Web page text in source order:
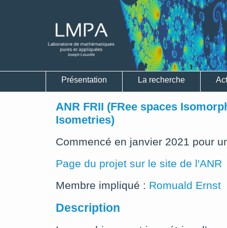
Présentation La recherche
ANR FRII (FRee spaces
Isometries)
Commencé en janvier 2021 pour
Page du projet sur le site de l'ANR
Membre impliqué : Romuald Ernst
Description